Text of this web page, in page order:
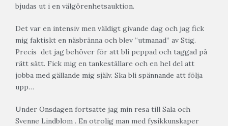
bjudas ut i en välgörenhetsauktion.
Det var en intensiv men väldigt givande dag och jag fick
mig faktiskt en näsbränna och blev “utmanad” av Stig.
Precis det jag behöver för att bli peppad och taggad på
rätt sätt. Fick mig en tankeställare och en hel del att
jobba med gällande mig själv. Ska bli spännande att följa
upp…
Under Onsdagen fortsatte jag min resa till Sala och
Svenne Lindblom . En otrolig man med fysikkunskaper